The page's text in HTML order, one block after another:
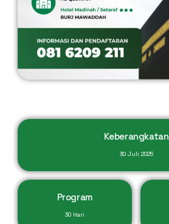
Keberangkatan
30 Juli 2025
Program
30 Hari